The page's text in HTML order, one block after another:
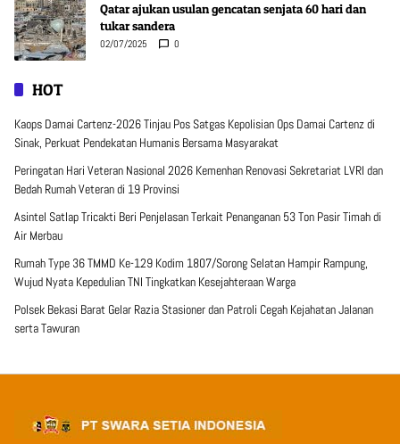
Qatar ajukan usulan gencatan senjata 60 hari dan
tukar sandera
02/07/2025 0
HOT
Kaops Damai Cartenz-2026 Tinjau Pos Satgas Kepolisian Ops Damai Cartenz di
Sinak, Perkuat Pendekatan Humanis Bersama Masyarakat
Peringatan Hari Veteran Nasional 2026 Kemenhan Renovasi Sekretariat LVRI dan
Bedah Rumah Veteran di 19 Provinsi
Asintel Satlap Tricakti Beri Penjelasan Terkait Penanganan 53 Ton Pasir Timah di
Air Merbau
Rumah Type 36 TMMD Ke-129 Kodim 1807/Sorong Selatan Hampir Rampung,
Wujud Nyata Kepedulian TNI Tingkatkan Kesejahteraan Warga
Polsek Bekasi Barat Gelar Razia Stasioner dan Patroli Cegah Kejahatan Jalanan
serta Tawuran